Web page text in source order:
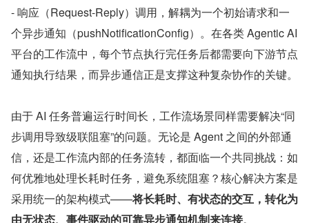
- 响应（Request-Reply）调用，解耦为一个初始请求和一
个异步通知（pushNotificationConfig）。在各类 Agentic AI
平台的工作流中，每个节点执行完任务后都需要向下游节点
通知执行结果，而异步通信正是支撑这种复杂协作的关键。
由于 AI 任务普遍运行时间长，工作流场景同样需要解决“同
步调用导致级联阻塞”的问题。无论是 Agent 之间的外部通
信，还是工作流内部的任务流转，都面临一个共同挑战：如
何优雅地处理长耗时任务，避免系统阻塞？核心解决方案是
采用统一的架构模式——将长耗时、有状态的交互，转化为
由无状态、事件驱动的可靠异步通知机制来连接。